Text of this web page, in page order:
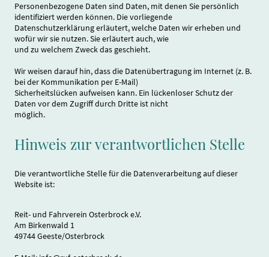
Personenbezogene Daten sind Daten, mit denen Sie persönlich
identifiziert werden können. Die vorliegende
Datenschutzerklärung erläutert, welche Daten wir erheben und
wofür wir sie nutzen. Sie erläutert auch, wie
und zu welchem Zweck das geschieht.
Wir weisen darauf hin, dass die Datenübertragung im Internet (z. B.
bei der Kommunikation per E-Mail)
Sicherheitslücken aufweisen kann. Ein lückenloser Schutz der
Daten vor dem Zugriff durch Dritte ist nicht
möglich.
Hinweis zur verantwortlichen Stelle
Die verantwortliche Stelle für die Datenverarbeitung auf dieser
Website ist:
Reit- und Fahrverein Osterbrock e.V.
Am Birkenwald 1
49744 Geeste/Osterbrock